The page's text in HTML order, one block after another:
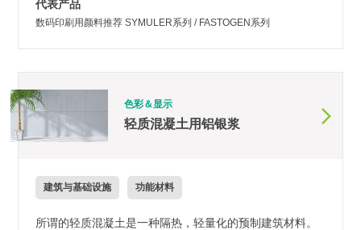
代表产品
数码印刷用颜料推荐 SYMULER系列 / FASTOGEN系列
色彩＆显示
轻质混凝土用铝银浆
建筑与基础设施 功能材料
所谓的轻质混凝土是一种隔热，轻量化的预制建筑材料。